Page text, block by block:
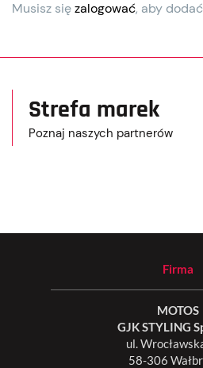
Musisz sięzalogować, aby
Strefa marek
Poznaj naszych partnerów
Firma
MOTOS
GJK STYLING
ul.
58-306